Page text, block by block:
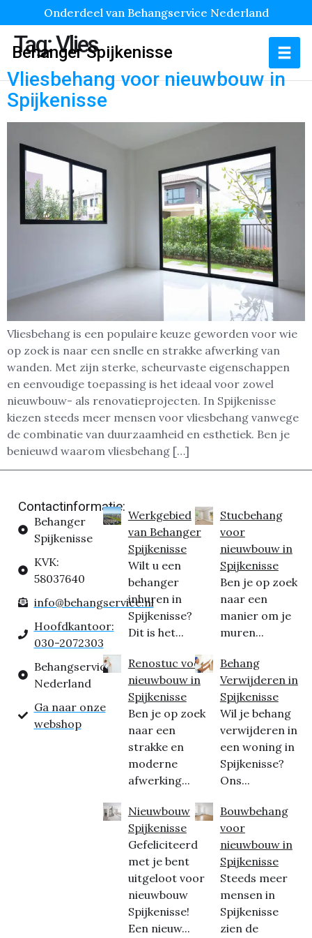
Onderdeel van Behangservice Nederland
Behanger Spijkenisse
Tag:Vlies
Vliesbehang voor nieuwbouw in
Spijkenisse
Vliesbehang is een populaire keuze geworden voor wie
op zoek is naar een snelle en strakke afwerking van
wanden. Met zijn sterke, scheurvaste eigenschappen
en eenvoudige toepassing is het ideaal voor zowel
nieuwbouw- als renovatieprojecten. In Spijkenisse
kiezen steeds meer mensen voor vliesbehang vanwege
de combinatie van duurzaamheid en esthetiek. Ben je
benieuwd waarom vliesbehang […]
Contactinformatie:
Behanger
Spijkenisse
KVK:
58037640
info@behangservice.nl
Hoofdkantoor:
030-2072303
Behangservice
Nederland
Ga naar onze
webshop
Werkgebied
van Behanger
Spijkenisse
Wilt u een
behanger
inhuren in
Spijkenisse?
Dit is het...
Renostuc voor
nieuwbouw in
Spijkenisse
Ben je op zoek
naar een
strakke en
moderne
afwerking...
Nieuwbouw
Spijkenisse
Gefeliciteerd
met je bent
uitgeloot voor
nieuwbouw
Spijkenisse!
Een nieuw...
Stucbehang
voor
nieuwbouw in
Spijkenisse
Ben je op zoek
naar een
manier om je
muren...
Behang
Verwijderen in
Spijkenisse
Wil je behang
verwijderen in
een woning in
Spijkenisse?
Ons...
Bouwbehang
voor
nieuwbouw in
Spijkenisse
Steeds meer
mensen in
Spijkenisse
zien de